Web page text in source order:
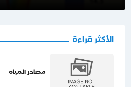
الأكثر قراءة
مصادر المياه